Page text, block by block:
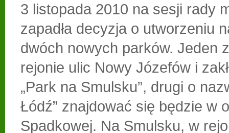
3 listopada 2010 na sesji rady
zapadła decyzja o utworzeniu
dwóch nowych parków. Jeden
rejonie ulic Nowy Józefów i
„Park na Smulsku”, drugi o
Łódź” znajdować się będzie w
Spadkowej. Na Smulsku, w